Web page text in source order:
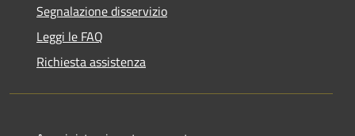
Segnalazione disservizio
Leggi le FAQ
Richiesta assistenza